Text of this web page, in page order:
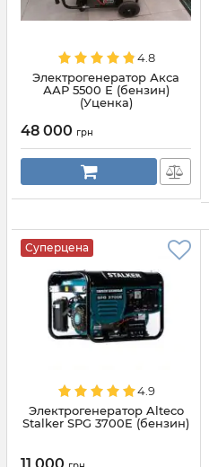
4.8
Электрогенератор Акса
ААР 5500 Е (бензин)
(Уценка)
48 000 грн
Суперцена
4.9
Электрогенератор Alteco
Stalker SPG 3700E (бензин)
11 000